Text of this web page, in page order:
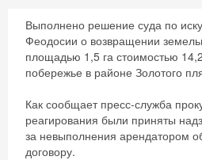
Выполнено решение суда по
Феодосии о возвращении
площадью 1,5 га стоимостью
побережье в районе Золотого
Как сообщает пресс-служба
реагирования были приняты
за невыполнения арендатором
договору.